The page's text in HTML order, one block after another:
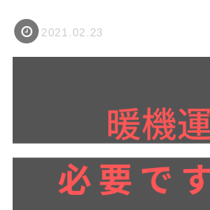
2021.02.23